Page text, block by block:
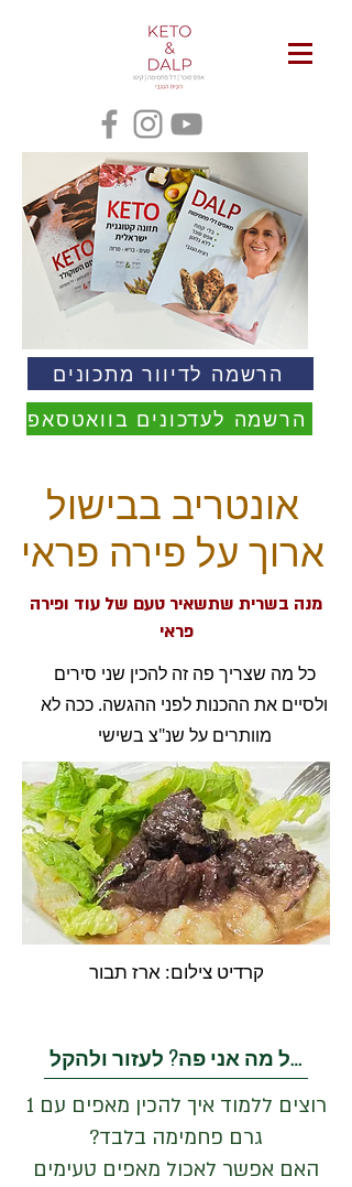
הרשמה לדיוור מתכונים
הרשמה לעדכונים בוואטסאפ
אונטריב בבישול
ארוך על פירה פראי
מנה בשרית שתשאיר טעם של עוד ופירה
פראי
כל מה שצריך פה זה להכין שני סירים
ולסיים את ההכנות לפני ההגשה. ככה לא
מוותרים על שנ"צ בשישי
קרדיט צילום: ארז תבור
בשביל מה אני פה? לעזור ולהקל
רוצים ללמוד איך להכין מאפים עם 1
גרם פחמימה בלבד?
האם אפשר לאכול מאפים טעימים